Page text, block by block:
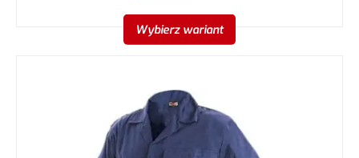
Wybierz wariant